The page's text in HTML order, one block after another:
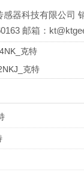
器科技有限公司
邮箱：
克特
克特